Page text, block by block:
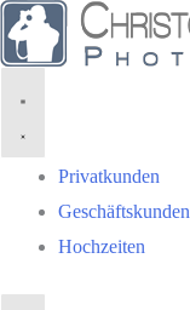
Zum
Inhalt
Privatkunden
Geschäftskunden
Hochzeiten